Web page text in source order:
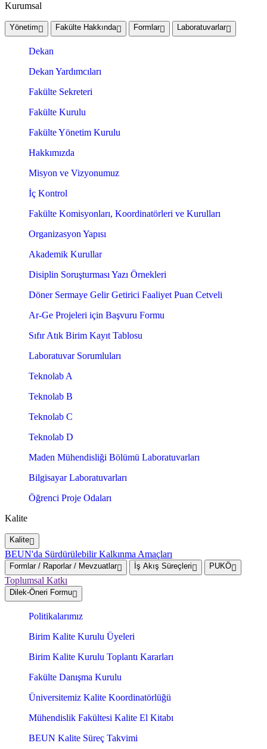
Kurumsal
Yönetim Fakülte Hakkında Formlar Laboratuvarlar
Dekan
Dekan Yardımcıları
Fakülte Sekreteri
Fakülte Kurulu
Fakülte Yönetim Kurulu
Hakkımızda
Misyon ve Vizyonumuz
İç Kontrol
Fakülte Komisyonları, Koordinatörleri ve Kurulları
Organizasyon Yapısı
Akademik Kurullar
Disiplin Soruşturması Yazı Örnekleri
Döner Sermaye Gelir Getirici Faaliyet Puan Cetveli
Ar-Ge Projeleri için Başvuru Formu
Sıfır Atık Birim Kayıt Tablosu
Laboratuvar Sorumluları
Teknolab A
Teknolab B
Teknolab C
Teknolab D
Maden Mühendisliği Bölümü Laboratuvarları
Bilgisayar Laboratuvarları
Öğrenci Proje Odaları
Kalite
Kalite
BEUN'da Sürdürülebilir Kalkınma Amaçları
Formlar / Raporlar / Mevzuatlar İş Akış Süreçleri PUKÖ
Toplumsal Katkı
Dilek-Öneri Formu
Politikalarımız
Birim Kalite Kurulu Üyeleri
Birim Kalite Kurulu Toplantı Kararları
Fakülte Danışma Kurulu
Üniversitemiz Kalite Koordinatörlüğü
Mühendislik Fakültesi Kalite El Kitabı
BEUN Kalite Süreç Takvimi